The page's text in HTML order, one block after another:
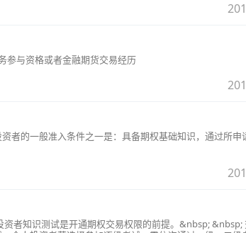
参与资格或者金融期货交易经历
者的一般准入条件之一是：具备期权基础知识，通过所申
者知识测试是开通期权交易权限的前提。&nbsp; &nbsp;